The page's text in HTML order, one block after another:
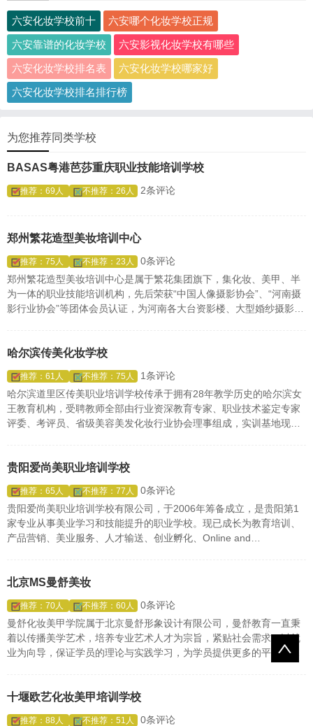
六安化妆学校前十
六安哪个化妆学校正规
六安靠谱的化妆学校
六安影视化妆学校有哪些
六安化妆学校排名表
六安化妆学校哪家好
六安化妆学校排名排行榜
为您推荐同类学校
BASAS粤港芭莎重庆职业技能培训学校
推荐：69人 不推荐：26人 2条评论
郑州繁花造型美妆培训中心
推荐：75人 不推荐：23人
0条评论
郑州繁花造型美妆培训中心是属于繁花集团旗下，集化妆、美甲、半
为一体的职业技能培训机构，先后荣获“中国人像摄影协会”、“河南摄
影行业协会”等团体会员认证，为河南各大台资影楼、大型婚纱摄影工
知名摄影化妆培训品牌。
哈尔滨传美化妆学校
推荐：61人 不推荐：75人
1条评论
哈尔滨道里区传美职业培训学校传承于拥有28年教学历史的哈尔滨女
王教育机构，受聘教师全部由行业资深教育专家、职业技术鉴定专家
评委、考评员、省级美容美发化妆行业协会理事组成，实训基地现有
贵阳爱尚美职业培训学校
推荐：65人 不推荐：77人
0条评论
贵阳爱尚美职业培训学校有限公司，于2006年筹备成立，是贵阳第1
家专业从事美业学习和技能提升的职业学校。现已成长为教育培训、
产品营销、美业服务、人才输送、创业孵化、Online and
久定妆术、美甲等专业技能培训。
北京MS曼舒美妆
推荐：70人 不推荐：60人
0条评论
曼舒化妆美甲学院属于北京曼舒形象设计有限公司，曼舒教育一直秉
着以传播美学艺术，培养专业艺术人才为宗旨，紧贴社会需求，以就
业为向导，保证学员的理论与实践学习，为学员提供更多的平台和更
十堰欧艺化妆美甲培训学校
推荐：88人 不推荐：51人 0条评论